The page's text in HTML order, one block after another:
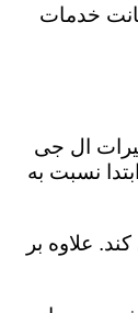
خدمات
ال جی
نسبت به
علاوه بر